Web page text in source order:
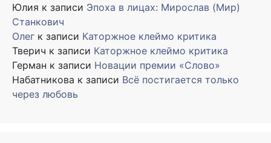
Юлия к записи Эпоха в лицах: Мирослав (Мир)
Станкович
Олег к записи Каторжное клеймо критика
Тверич к записи Каторжное клеймо критика
Герман к записи Новации премии «Слово»
Набатникова к записи Всё постигается только
через любовь